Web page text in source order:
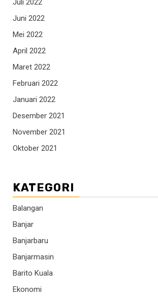
Juli 2022
Juni 2022
Mei 2022
April 2022
Maret 2022
Februari 2022
Januari 2022
Desember 2021
November 2021
Oktober 2021
KATEGORI
Balangan
Banjar
Banjarbaru
Banjarmasin
Barito Kuala
Ekonomi